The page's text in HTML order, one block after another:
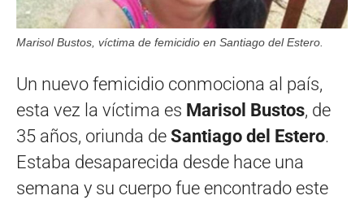
Marisol Bustos, víctima de femicidio en Santiago del Estero.
Un nuevo femicidio conmociona al país,
esta vez la víctima es Marisol Bustos, de
35 años, oriunda de Santiago del Estero.
Estaba desaparecida desde hace una
semana y su cuerpo fue encontrado este